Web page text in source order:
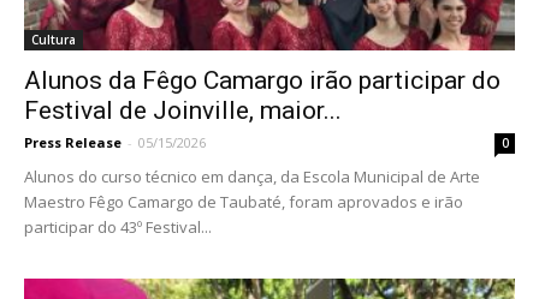
Cultura
Alunos da Fêgo Camargo irão participar do
Festival de Joinville, maior...
Press Release - 05/15/2026 0
Alunos do curso técnico em dança, da Escola Municipal de Arte
Maestro Fêgo Camargo de Taubaté, foram aprovados e irão
participar do 43º Festival...